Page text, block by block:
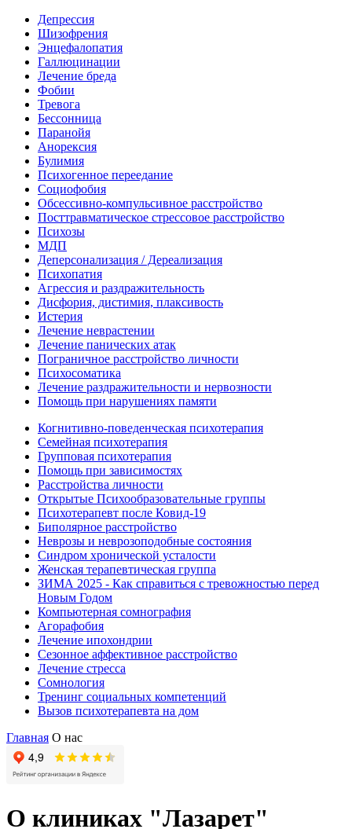
Депрессия
Шизофрения
Энцефалопатия
Галлюцинации
Лечение бреда
Фобии
Тревога
Бессонница
Паранойя
Анорексия
Булимия
Психогенное переедание
Социофобия
Обсессивно-компульсивное расстройство
Посттравматическое стрессовое расстройство
Психозы
МДП
Деперсонализация / Дереализация
Психопатия
Агрессия и раздражительность
Дисфория, дистимия, плаксивость
Истерия
Лечение неврастении
Лечение панических атак
Пограничное расстройство личности
Психосоматика
Лечение раздражительности и нервозности
Помощь при нарушениях памяти
Когнитивно-поведенческая психотерапия
Семейная психотерапия
Групповая психотерапия
Помощь при зависимостях
Расстройства личности
Открытые Психообразовательные группы
Психотерапевт после Ковид-19
Биполярное расстройство
Неврозы и неврозоподобные состояния
Синдром хронической усталости
Женская терапевтическая группа
ЗИМА 2025 - Как справиться с тревожностью перед
Новым Годом
Компьютерная сомнография
Агорафобия
Лечение ипохондрии
Сезонное аффективное расстройство
Лечение стресса
Сомнология
Тренинг социальных компетенций
Вызов психотерапевта на дом
Главная О нас
О клиниках "Лазарет"